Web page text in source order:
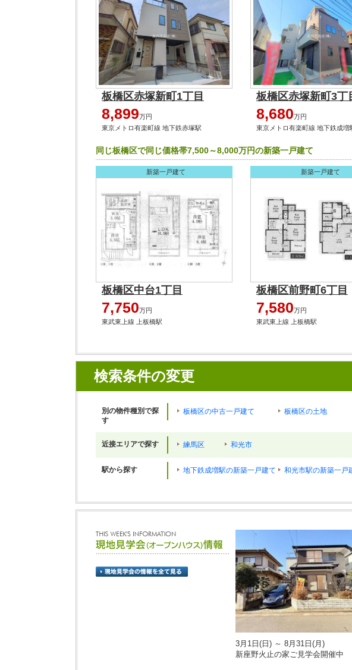
板橋区赤塚新町1丁目
8,899万円
東京メトロ有楽町線 地下鉄赤塚駅
板橋区赤塚新町3丁
8,680万円
東京メトロ有楽町線 地下鉄成増
同じ板橋区で同じ価格帯7,500～8,000万円の新築一戸建て
新築一戸建て
板橋区中台1丁目
7,750万円
東武東上線 上板橋駅
新築一戸建て
板橋区前野町6丁目
7,580万円
東武東上線 上板橋駅
検索条件の変更
別の物件種別で探
す
板橋区の中古一戸建て 板橋区の土地
近接エリアで探す 練馬区 和光市
駅から探す 地下鉄成増駅の新築一戸建て 和光市駅の新築一戸
3月1日(日) ～ 8月31日(月)
新座野火止の家ご見学会開催中